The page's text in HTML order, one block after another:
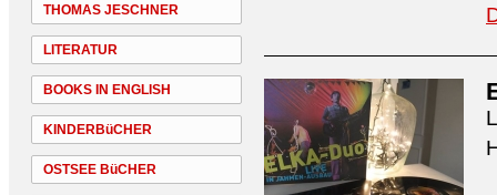
THOMAS JESCHNER
LITERATUR
BOOKS IN ENGLISH
KINDERBüCHER
OSTSEE BüCHER